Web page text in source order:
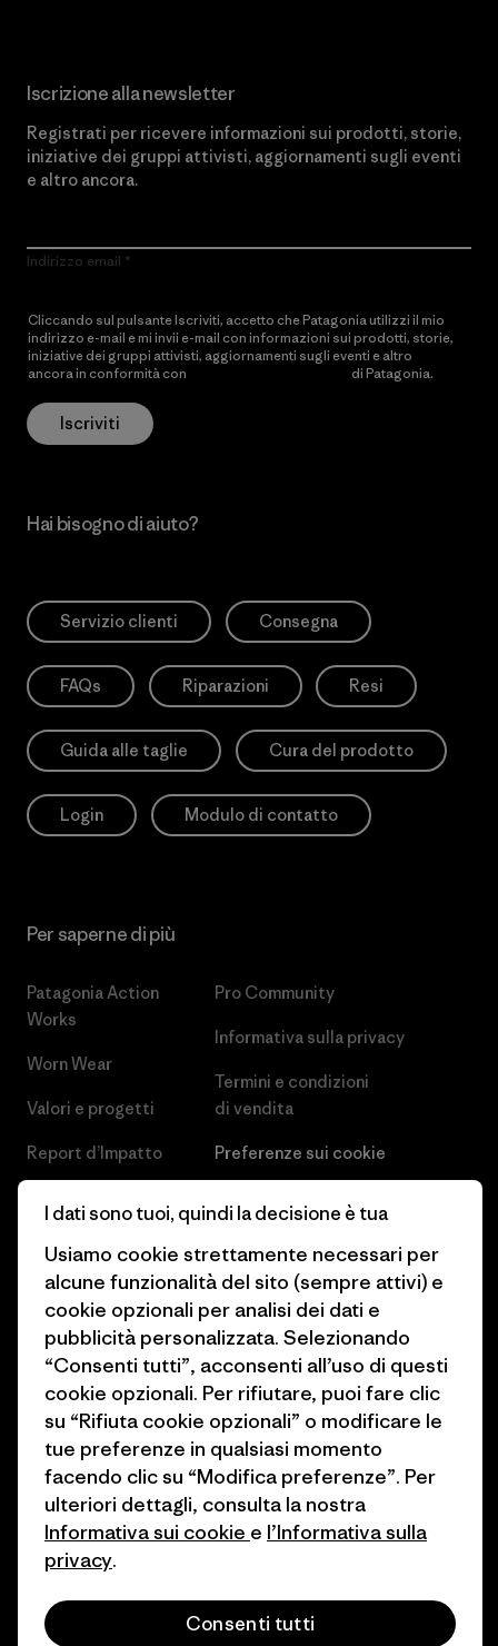
Iscrizione alla newsletter
Registrati per ricevere informazioni sui prodotti, storie,
iniziative dei gruppi attivisti, aggiornamenti sugli eventi
e altro ancora.
Indirizzo email
Cliccando sul pulsante Iscriviti, accetto che Patagonia utilizzi il mio
indirizzo e-mail e mi invii e-mail con informazioni sui prodotti, storie,
iniziative dei gruppi attivisti, aggiornamenti sugli eventi e altro
ancora in conformità con
di Patagonia.
Iscriviti
Hai bisogno di aiuto?
Servizio clienti Consegna
FAQs Riparazioni Resi
Guida alle taglie Cura del prodotto
Login Modulo di contatto
Per saperne di più
Patagonia Action
Works
Worn Wear
Valori e progetti
Report d’Impatto
Obiettivi climatici
1% For The Planet
Come finanziamo
Buoni regalo
Trova un negozio
Pro Community
Informativa sulla privacy
Termini e condizioni
di vendita
Preferenze sui cookie
Industry program
Programma di affiliazione
Patagonia Svizzera Mappa del
sito
© 2026 Patagonia, Inc. All Rights Reserved.
I dati sono tuoi, quindi la decisione è tua
Usiamo cookie strettamente necessari per
alcune funzionalità del sito (sempre attivi) e
cookie opzionali per analisi dei dati e
pubblicità personalizzata. Selezionando
“Consenti tutti”, acconsenti all’uso di questi
cookie opzionali. Per rifiutare, puoi fare clic
su “Rifiuta cookie opzionali” o modificare le
tue preferenze in qualsiasi momento
facendo clic su “Modifica preferenze”. Per
ulteriori dettagli, consulta la nostra
Informativa sui cookie e l’Informativa sulla
privacy.
Consenti tutti